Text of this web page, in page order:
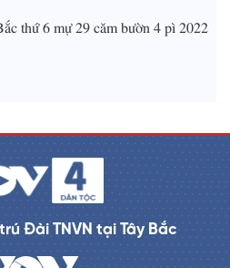
thứ 6 mự 29 căm bườn 4 pì 2022
Đài TNVN tại Tây Bắc